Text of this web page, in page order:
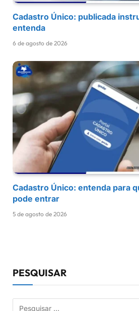
Cadastro Único: publicada
entenda
6 de agosto de 2026
Cadastro Único: entenda para
pode entrar
5 de agosto de 2026
PESQUISAR